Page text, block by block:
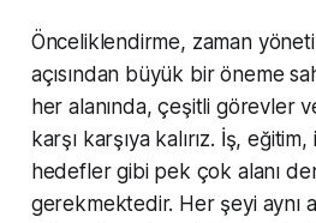
Önceliklendirme, zaman
açısından büyük bir öneme
her alanında, çeşitli görevler
karşı karşıya kalırız. İş,
hedefler gibi pek çok alanı
gerekmektedir. Her şeyi aynı